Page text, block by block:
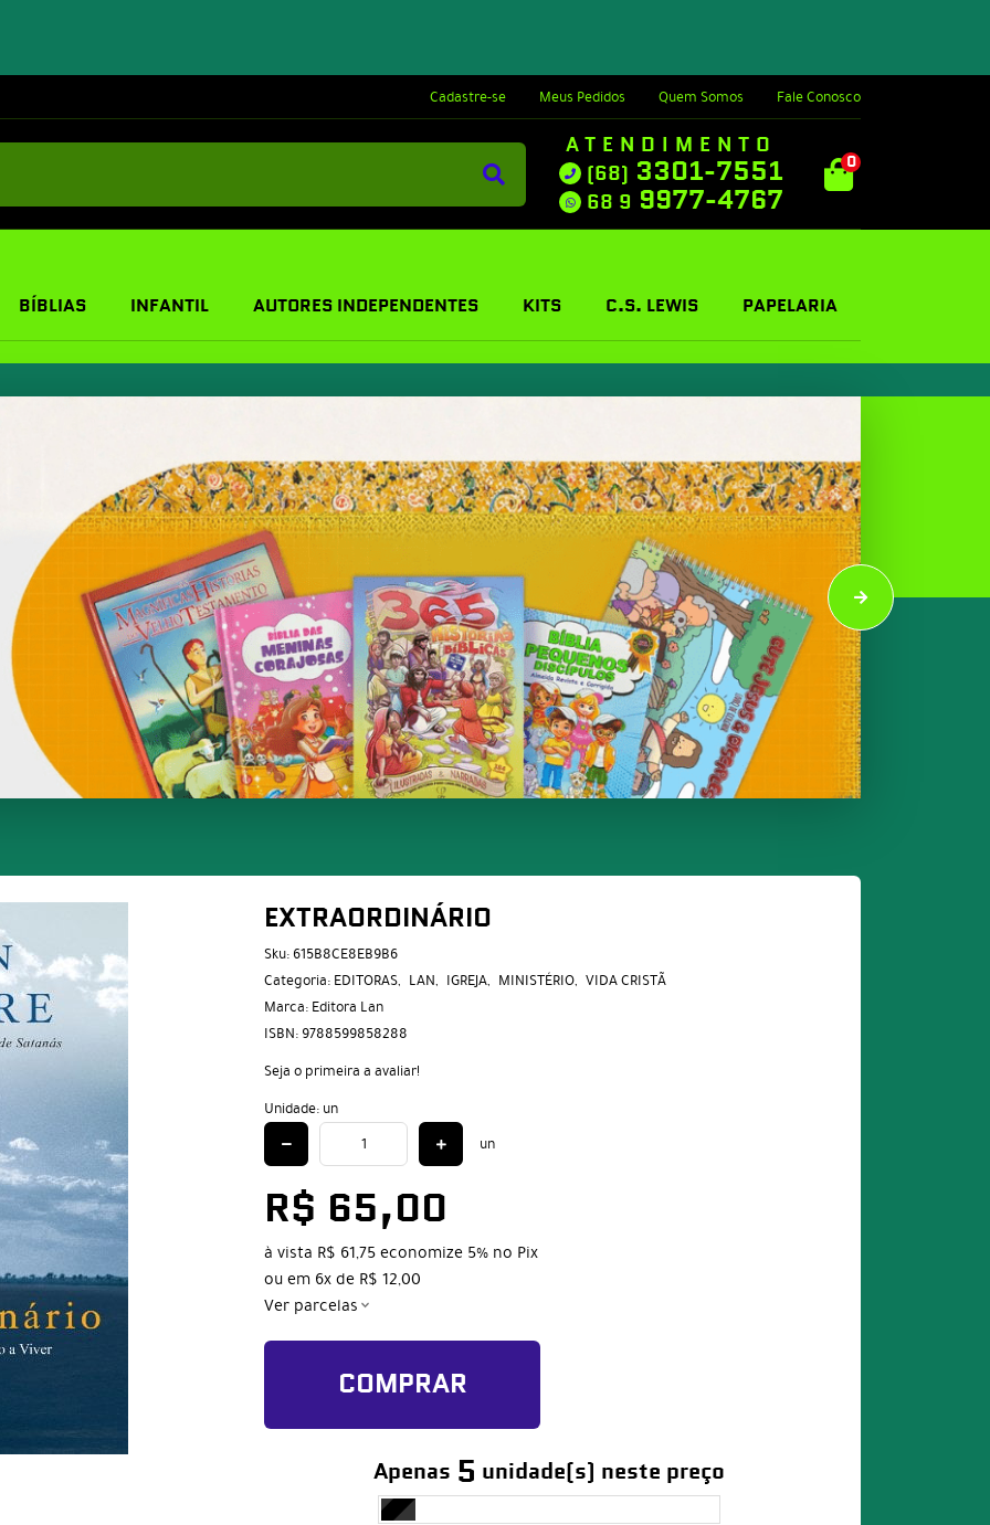
Cadastre-se Meus Pedidos Quem Somos Fale Conosco
ATENDIMENTO
(68) 3301-7551
68 9 9977-4767
0
BÍBLIAS INFANTIL AUTORES INDEPENDENTES KITS C.S. LEWIS PAPELARIA
EXTRAORDINÁRIO
Sku: 615B8CE8EB9B6
Categoria: EDITORAS LAN IGREJA MINISTÉRIO VIDA CRISTÃ
Marca: Editora Lan
ISBN: 9788599858288
Seja o primeira a avaliar!
Unidade: un
un
R$ 65,00
à vista R$ 61,75economize 5% no Pix
ou em 6xde R$ 12,00
Ver parcelas
COMPRAR
Apenas 5 unidade(s) neste preço